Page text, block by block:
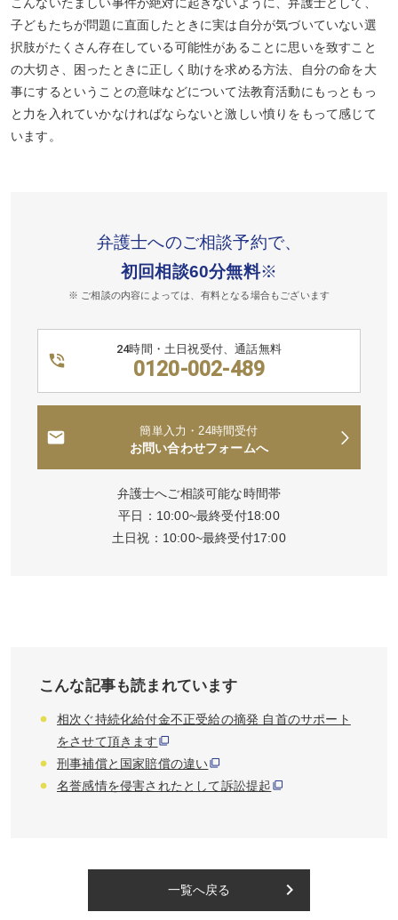
こんないたましい事件が絶対に起きないように、弁護士として、
子どもたちが問題に直面したときに実は自分が気づいていない選
択肢がたくさん存在している可能性があることに思いを致すこと
の大切さ、困ったときに正しく助けを求める方法、自分の命を大
事にするということの意味などについて法教育活動にもっともっ
と力を入れていかなければならないと激しい憤りをもって感じて
います。
弁護士へのご相談予約で、
初回相談60分無料※
※ ご相談の内容によっては、有料となる場合もございます
24時間・土日祝受付、通話無料
0120-002-489
簡単入力・24時間受付
お問い合わせフォームへ
弁護士へご相談可能な時間帯
平日：10:00~最終受付18:00
土日祝：10:00~最終受付17:00
こんな記事も読まれています
相次ぐ持続化給付金不正受給の摘発 自首のサポート
をさせて頂きます
刑事補償と国家賠償の違い
名誉感情を侵害されたとして訴訟提起
一覧へ戻る keyboard_arrow_right